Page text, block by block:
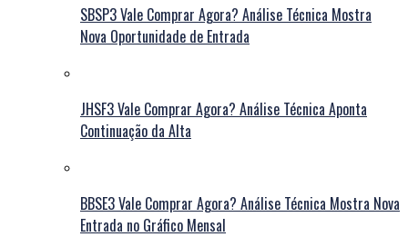
SBSP3 Vale Comprar Agora? Análise Técnica Mostra
Nova Oportunidade de Entrada
JHSF3 Vale Comprar Agora? Análise Técnica Aponta
Continuação da Alta
BBSE3 Vale Comprar Agora? Análise Técnica Mostra Nova
Entrada no Gráfico Mensal